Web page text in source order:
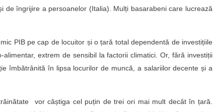
de îngrijire a persoanelor (Italia). Mulți basarabeni care lucrează
PIB pe cap de locuitor și o țară total dependentă de investițiile
extrem de sensibil la factorii climatici. Or, fără investiții
îmbătrânită în lipsa locurilor de muncă, a salariilor decente și a
vor câștiga cel puțin de trei ori mai mult decât în țară.